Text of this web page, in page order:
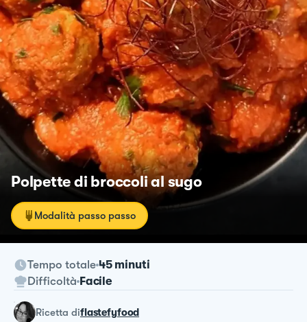
Polpette di broccoli al sugo
Modalità passo passo
Tempo totale 45 minuti
Difficoltà Facile
ricetta diflastefyfood